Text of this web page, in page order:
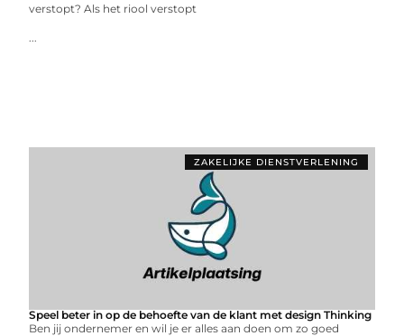
verstopt? Als het riool verstopt
...
ZAKELIJKE DIENSTVERLENING
Speel beter in op de behoefte van de klant met design Thinking
Ben jij ondernemer en wil je er alles aan doen om zo goed